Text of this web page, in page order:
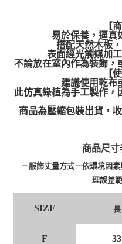
【
易於保養，逼真
搭配天然木板
表面經光觸媒加
不論放在室內作為裝飾，
【
建議使用乾布
此仿真綠植為手工製作，
商品為壓縮包裝出貨，
商品尺寸
－服飾丈量方式－依環境因
理誤差
SIZE 長
F 33